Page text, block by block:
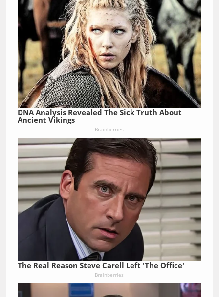
DNA Analysis Revealed The Sick Truth About
Ancient Vikings
Brainberries
The Real Reason Steve Carell Left 'The Office'
Brainberries